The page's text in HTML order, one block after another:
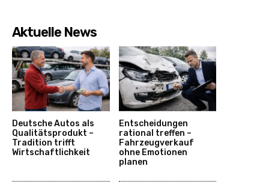
Aktuelle News
Deutsche Autos als
Qualitätsprodukt –
Tradition trifft
Wirtschaftlichkeit
Entscheidungen
rational treffen –
Fahrzeugverkauf
ohne Emotionen
planen